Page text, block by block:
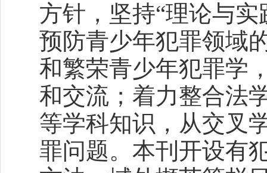
方针，坚持“理论与
预防青少年犯罪领域
和繁荣青少年犯罪学
和交流；着力整合法
等学科知识，从交叉
罪问题。本刊开设有